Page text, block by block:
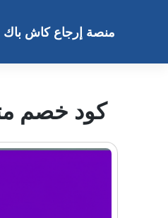
منصة إرجاع كاش باك
كود خصم